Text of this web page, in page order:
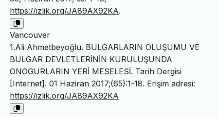
https://izlik.org/JA89AX92KA.
Vancouver
1.Ali Ahmetbeyoğlu. BULGARLARIN OLUŞUMU VE
BULGAR DEVLETLERİNİN KURULUŞUNDA
ONOGURLARIN YERİ MESELESİ. Tarih Dergisi
[Internet]. 01 Haziran 2017;(65):1-18. Erişim adresi:
https://izlik.org/JA89AX92KA